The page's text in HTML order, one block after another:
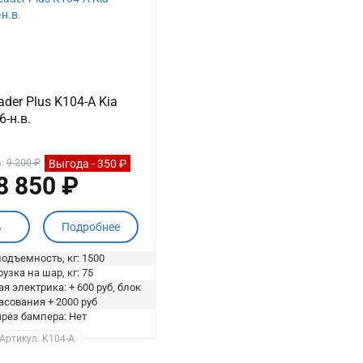
Plus K104-A Kia
н.в.
9 200 ₽ Выгода - 350 ₽
850 ₽
Подробнее
кг: 1500
на шар, кг: 75
электрика: + 600 руб, блок
+ 2000 руб
бампера: Нет
K104-A